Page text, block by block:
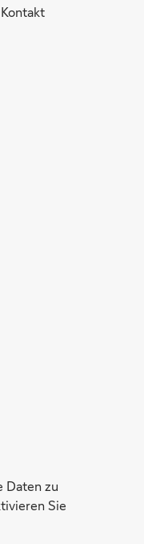
Daten zu
Sie